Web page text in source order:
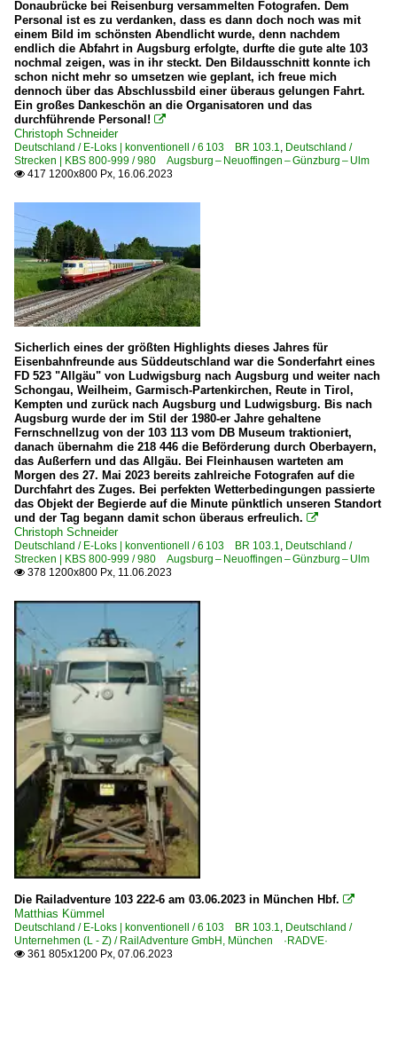
Donaubrücke bei Reisenburg versammelten Fotografen. Dem
Personal ist es zu verdanken, dass es dann doch noch was mit
einem Bild im schönsten Abendlicht wurde, denn nachdem
endlich die Abfahrt in Augsburg erfolgte, durfte die gute alte 103
nochmal zeigen, was in ihr steckt. Den Bildausschnitt konnte ich
schon nicht mehr so umsetzen wie geplant, ich freue mich
dennoch über das Abschlussbild einer überaus gelungen Fahrt.
Ein großes Dankeschön an die Organisatoren und das
durchführende Personal! 
Christoph Schneider
Deutschland / E-Loks | konventionell / 6 103 BR 103.1, Deutschland /
Strecken | KBS 800-999 / 980 Augsburg – Neuoffingen – Günzburg – Ulm
 417 1200x800 Px, 16.06.2023
Sicherlich eines der größten Highlights dieses Jahres für
Eisenbahnfreunde aus Süddeutschland war die Sonderfahrt eines
FD 523 "Allgäu" von Ludwigsburg nach Augsburg und weiter nach
Schongau, Weilheim, Garmisch-Partenkirchen, Reute in Tirol,
Kempten und zurück nach Augsburg und Ludwigsburg. Bis nach
Augsburg wurde der im Stil der 1980-er Jahre gehaltene
Fernschnellzug von der 103 113 vom DB Museum traktioniert,
danach übernahm die 218 446 die Beförderung durch Oberbayern,
das Außerfern und das Allgäu. Bei Fleinhausen warteten am
Morgen des 27. Mai 2023 bereits zahlreiche Fotografen auf die
Durchfahrt des Zuges. Bei perfekten Wetterbedingungen passierte
das Objekt der Begierde auf die Minute pünktlich unseren Standort
und der Tag begann damit schon überaus erfreulich. 
Christoph Schneider
Deutschland / E-Loks | konventionell / 6 103 BR 103.1, Deutschland /
Strecken | KBS 800-999 / 980 Augsburg – Neuoffingen – Günzburg – Ulm
 378 1200x800 Px, 11.06.2023
Die Railadventure 103 222-6 am 03.06.2023 in München Hbf. 
Matthias Kümmel
Deutschland / E-Loks | konventionell / 6 103 BR 103.1
Deutschland /
Unternehmen (L - Z) / RailAdventure GmbH, München ·RADVE·
 361 805x1200 Px, 07.06.2023